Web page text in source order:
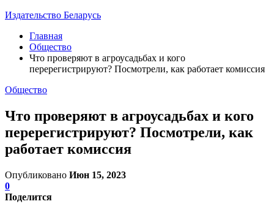
Издательство Беларусь
Главная
Общество
Что проверяют в агроусадьбах и кого
перерегистрируют? Посмотрели, как работает комиссия
Общество
Что проверяют в агроусадьбах и кого
перерегистрируют? Посмотрели, как
работает комиссия
Опубликовано Июн 15, 2023
0
Поделится